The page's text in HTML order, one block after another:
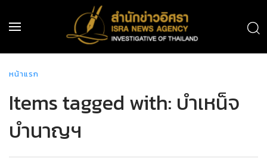
หน้าแรก
Items tagged with: บำเหน็จ
บำนาญฯ